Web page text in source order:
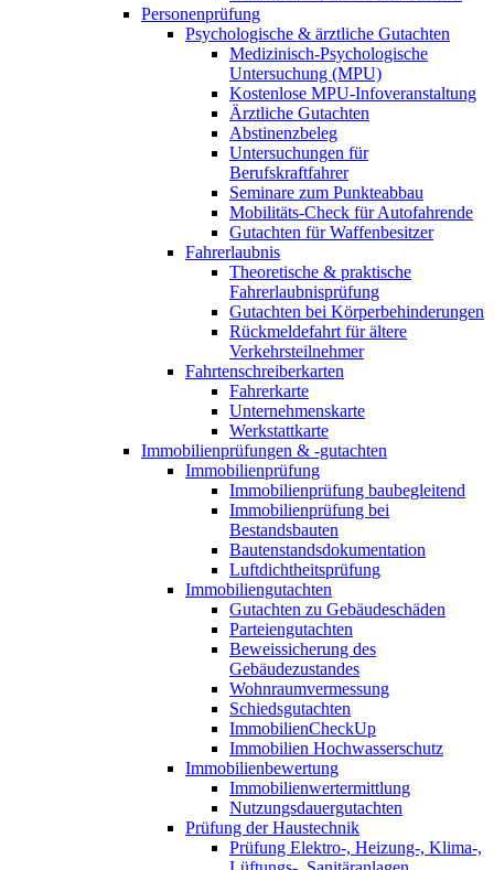
Personenprüfung
Psychologische & ärztliche Gutachten
Medizinisch-Psychologische
Untersuchung (MPU)
Kostenlose MPU-Infoveranstaltung
Ärztliche Gutachten
Abstinenzbeleg
Untersuchungen für
Berufskraftfahrer
Seminare zum Punkteabbau
Mobilitäts-Check für Autofahrende
Gutachten für Waffenbesitzer
Fahrerlaubnis
Theoretische & praktische
Fahrerlaubnisprüfung
Gutachten bei Körperbehinderungen
Rückmeldefahrt für ältere
Verkehrsteilnehmer
Fahrtenschreiberkarten
Fahrerkarte
Unternehmenskarte
Werkstattkarte
Immobilienprüfungen & -gutachten
Immobilienprüfung
Immobilienprüfung baubegleitend
Immobilienprüfung bei
Bestandsbauten
Bautenstandsdokumentation
Luftdichtheitsprüfung
Immobiliengutachten
Gutachten zu Gebäudeschäden
Parteiengutachten
Beweissicherung des
Gebäudezustandes
Wohnraumvermessung
Schiedsgutachten
ImmobilienCheckUp
Immobilien Hochwasserschutz
Immobilienbewertung
Immobilienwertermittlung
Nutzungsdauergutachten
Prüfung der Haustechnik
Prüfung Elektro-, Heizung-, Klima-,